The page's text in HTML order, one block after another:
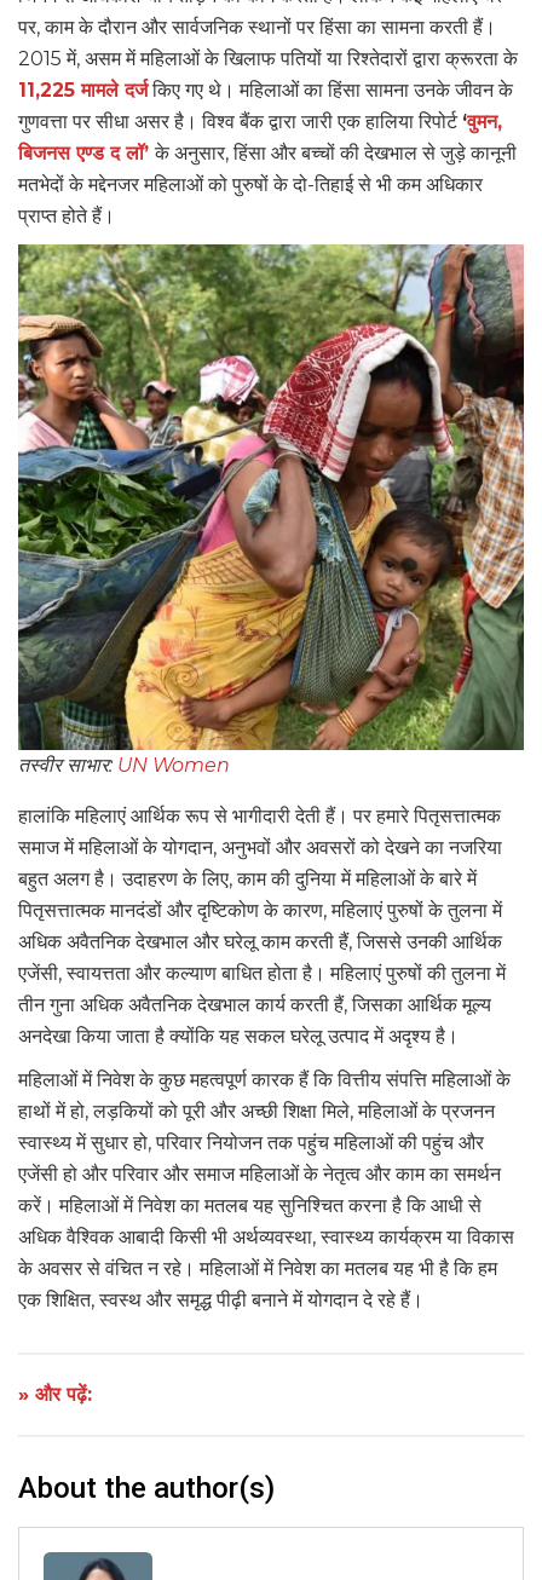
पर, काम के दौरान और सार्वजनिक स्थानों पर हिंसा का सामना करती हैं।
2015 में, असम में महिलाओं के खिलाफ पतियों या रिश्तेदारों द्वारा क्रूरता के
11,225 मामले दर्जकिए गए थे। महिलाओं का हिंसा सामना उनके जीवन के
गुणवत्ता पर सीधा असर है। विश्व बैंक द्वारा जारी एक हालिया रिपोर्ट ‘वुमन,
बिजनस एण्ड द लॉ’के अनुसार, हिंसा और बच्चों की देखभाल से जुड़े कानूनी
मतभेदों के मद्देनजर महिलाओं को पुरुषों के दो-तिहाई से भी कम अधिकार
प्राप्त होते हैं।
तस्वीर साभार: UN Women
हालांकि महिलाएं आर्थिक रूप से भागीदारी देती हैं। पर हमारे पितृसत्तात्मक
समाज में महिलाओं के योगदान, अनुभवों और अवसरों को देखने का नजरिया
बहुत अलग है। उदाहरण के लिए, काम की दुनिया में महिलाओं के बारे में
पितृसत्तात्मक मानदंडों और दृष्टिकोण के कारण, महिलाएं पुरुषों के तुलना में
अधिक अवैतनिक देखभाल और घरेलू काम करती हैं, जिससे उनकी आर्थिक
एजेंसी, स्वायत्तता और कल्याण बाधित होता है। महिलाएं पुरुषों की तुलना में
तीन गुना अधिक अवैतनिक देखभाल कार्य करती हैं, जिसका आर्थिक मूल्य
अनदेखा किया जाता है क्योंकि यह सकल घरेलू उत्पाद में अदृश्य है।
महिलाओं में निवेश के कुछ महत्वपूर्ण कारक हैं कि वित्तीय संपत्ति महिलाओं के
हाथों में हो, लड़कियों को पूरी और अच्छी शिक्षा मिले, महिलाओं के प्रजनन
स्वास्थ्य में सुधार हो, परिवार नियोजन तक पहुंच महिलाओं की पहुंच और
एजेंसी हो और परिवार और समाज महिलाओं के नेतृत्व और काम का समर्थन
करें। महिलाओं में निवेश का मतलब यह सुनिश्चित करना है कि आधी से
अधिक वैश्विक आबादी किसी भी अर्थव्यवस्था, स्वास्थ्य कार्यक्रम या विकास
के अवसर से वंचित न रहे। महिलाओं में निवेश का मतलब यह भी है कि हम
एक शिक्षित, स्वस्थ और समृद्ध पीढ़ी बनाने में योगदान दे रहे हैं।
» और पढ़ें:
About the author(s)